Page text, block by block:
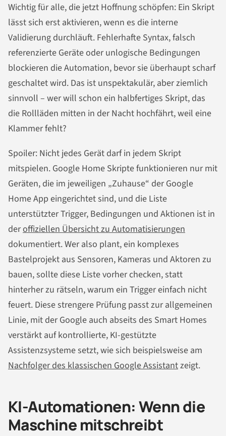
Wichtig für alle, die jetzt Hoffnung schöpfen: Ein Skript
lässt sich erst aktivieren, wenn es die interne
Validierung durchläuft. Fehlerhafte Syntax, falsch
referenzierte Geräte oder unlogische Bedingungen
blockieren die Automation, bevor sie überhaupt scharf
geschaltet wird. Das ist unspektakulär, aber ziemlich
sinnvoll – wer will schon ein halbfertiges Skript, das
die Rollläden mitten in der Nacht hochfährt, weil eine
Klammer fehlt?
Spoiler: Nicht jedes Gerät darf in jedem Skript
mitspielen. Google Home Skripte funktionieren nur mit
Geräten, die im jeweiligen „Zuhause“ der Google
Home App eingerichtet sind, und die Liste
unterstützter Trigger, Bedingungen und Aktionen ist in
deroffiziellen Übersicht zu Automatisierungen
dokumentiert. Wer also plant, ein komplexes
Bastelprojekt aus Sensoren, Kameras und Aktoren zu
bauen, sollte diese Liste vorher checken, statt
hinterher zu rätseln, warum ein Trigger einfach nicht
feuert. Diese strengere Prüfung passt zur allgemeinen
Linie, mit der Google auch abseits des Smart Homes
verstärkt auf kontrollierte, KI-gestützte
Assistenzsysteme setzt, wie sich beispielsweise am
Nachfolger des klassischen Google Assistantzeigt.
KI-Automationen: Wenn die
Maschine mitschreibt